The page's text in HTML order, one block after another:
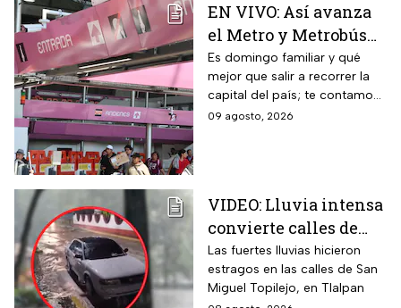
EN VIVO: Así avanza
el Metro y Metrobús
CDMX hoy domingo 9
de agosto
Es domingo familiar y qué
mejor que salir a recorrer la
capital del país; te contamos
cómo van los principales
09 agosto, 2026
VIDEO: Lluvia intensa
convierte calles de
Tlalpan en ríos
Las fuertes lluvias hicieron
estragos en las calles de San
Miguel Topilejo, en Tlalpan